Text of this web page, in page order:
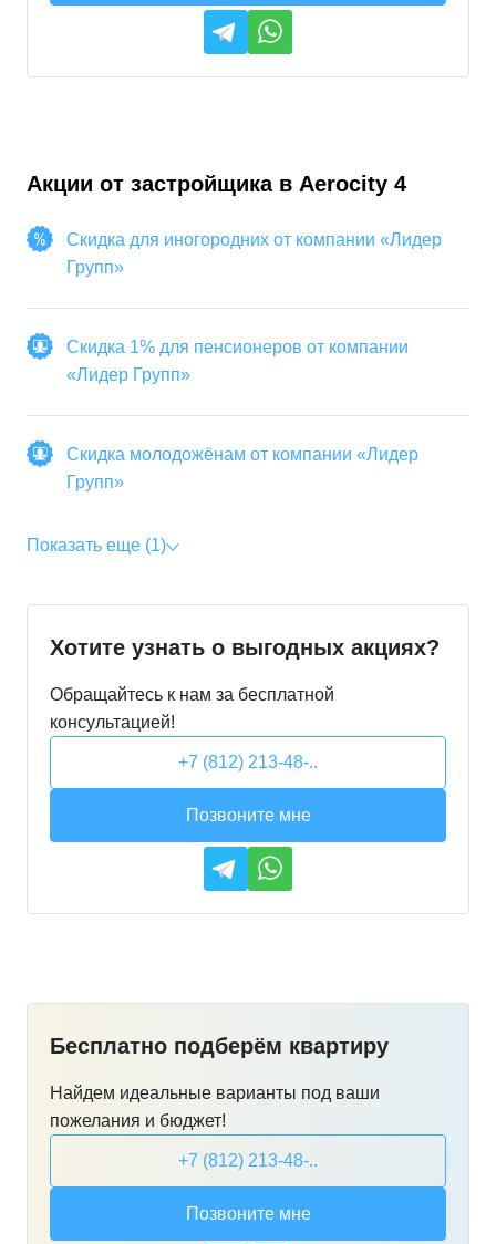
Акции от застройщика в Aerocity 4
Скидка для иногородних от компании «Лидер
Групп»
Скидка 1% для пенсионеров от компании
«Лидер Групп»
Скидка молодожёнам от компании «Лидер
Групп»
Показать еще (1)
Хотите узнать о выгодных акциях?
Обращайтесь к нам за бесплатной
консультацией!
+7 (812) 213-48-..
Позвоните мне
Бесплатно подберём квартиру
Найдем идеальные варианты под ваши
пожелания и бюджет!
+7 (812) 213-48-..
Позвоните мне